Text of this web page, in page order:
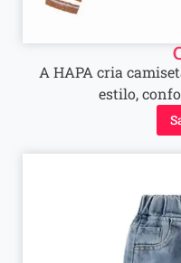
A HAPA cria
estilo,